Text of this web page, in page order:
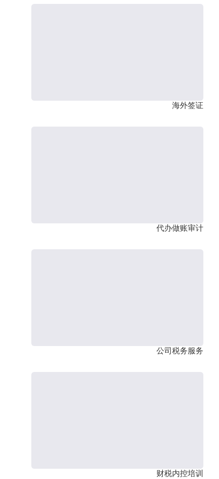
海外签证
代办做账审计
公司税务服务
财税内控培训